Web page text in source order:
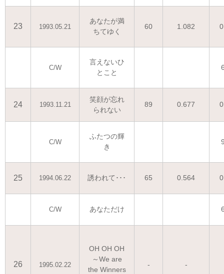
23 1993.05.21
あなたが満
ちてゆく
60 1.082
C/W
言えないひ
とこと
24 1993.11.21
笑顔が忘れ
られない
89 0.677
C/W
ふたつの輝
き
25 1994.06.22 誘われて･･･ 65 0.564
C/W あなただけ
26 1995.02.22
OH OH OH
～We are
the Winners
- -